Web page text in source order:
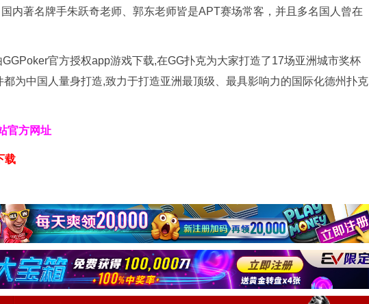
内著名牌手朱跃奇老师、郭东老师皆是APT赛场常客，并且多名国人曾在
GGPoker官方授权app游戏下载,在GG扑克为大家打造了17场亚洲城市奖杯
为中国人量身打造,致力于打造亚洲最顶级、最具影响力的国际化德州扑克
官方网址
载